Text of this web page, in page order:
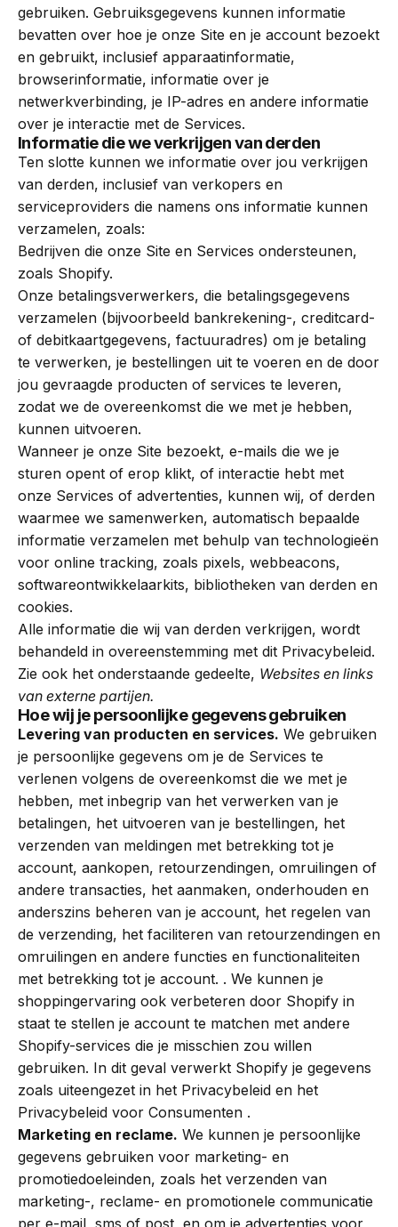
gebruiken. Gebruiksgegevens kunnen informatie
bevatten over hoe je onze Site en je account bezoekt
en gebruikt, inclusief apparaatinformatie,
browserinformatie, informatie over je
netwerkverbinding, je IP-adres en andere informatie
over je interactie met de Services.
Informatie die we verkrijgen van derden
Ten slotte kunnen we informatie over jou verkrijgen
van derden, inclusief van verkopers en
serviceproviders die namens ons informatie kunnen
verzamelen, zoals:
Bedrijven die onze Site en Services ondersteunen,
zoals Shopify.
Onze betalingsverwerkers, die betalingsgegevens
verzamelen (bijvoorbeeld bankrekening-, creditcard-
of debitkaartgegevens, factuuradres) om je betaling
te verwerken, je bestellingen uit te voeren en de door
jou gevraagde producten of services te leveren,
zodat we de overeenkomst die we met je hebben,
kunnen uitvoeren.
Wanneer je onze Site bezoekt, e-mails die we je
sturen opent of erop klikt, of interactie hebt met
onze Services of advertenties, kunnen wij, of derden
waarmee we samenwerken, automatisch bepaalde
informatie verzamelen met behulp van technologieën
voor online tracking, zoals pixels, webbeacons,
softwareontwikkelaarkits, bibliotheken van derden en
cookies.
Alle informatie die wij van derden verkrijgen, wordt
behandeld in overeenstemming met dit Privacybeleid.
Zie ook het onderstaande gedeelte, Websites en links
van externe partijen.
Hoe wij je persoonlijke gegevens gebruiken
Levering van producten en services. We gebruiken
je persoonlijke gegevens om je de Services te
verlenen volgens de overeenkomst die we met je
hebben, met inbegrip van het verwerken van je
betalingen, het uitvoeren van je bestellingen, het
verzenden van meldingen met betrekking tot je
account, aankopen, retourzendingen, omruilingen of
andere transacties, het aanmaken, onderhouden en
anderszins beheren van je account, het regelen van
de verzending, het faciliteren van retourzendingen en
omruilingen en andere functies en functionaliteiten
met betrekking tot je account. . We kunnen je
shoppingervaring ook verbeteren door Shopify in
staat te stellen je account te matchen met andere
Shopify-services die je misschien zou willen
gebruiken. In dit geval verwerkt Shopify je gegevens
zoals uiteengezet in het Privacybeleid en het
Privacybeleid voor Consumenten .
Marketing en reclame. We kunnen je persoonlijke
gegevens gebruiken voor marketing- en
promotiedoeleinden, zoals het verzenden van
marketing-, reclame- en promotionele communicatie
per e-mail, sms of post, en om je advertenties voor